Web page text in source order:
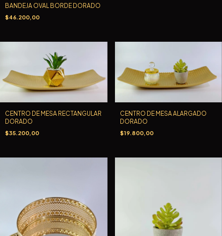
BANDEJA OVAL BORDE DORADO
$46.200,00
CENTRO DE MESA RECTANGULAR
DORADO
$35.200,00
CENTRO DE MESA ALARGADO
DORADO
$19.800,00